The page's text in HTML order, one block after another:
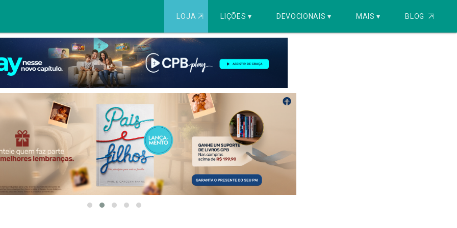
LOJA ⇱ LIÇÕES ▾ DEVOCIONAIS ▾ MAIS ▾ BLOG ⇱